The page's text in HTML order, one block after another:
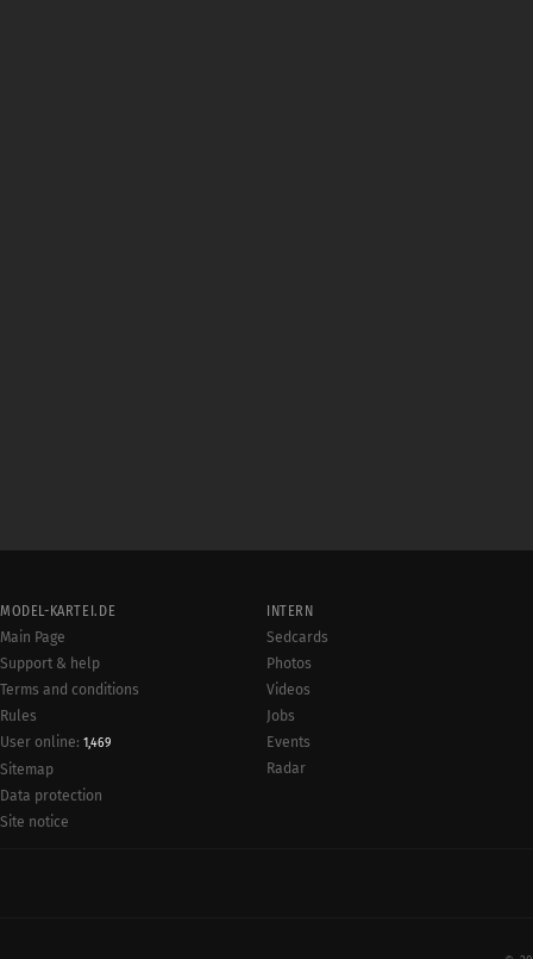
MODEL-KARTEI.DE
Main Page
Support & help
Terms and conditions
Rules
User online: 1,469
Sitemap
Data protection
Site notice
INTERN
Sedcards
Photos
Videos
Jobs
Events
Radar